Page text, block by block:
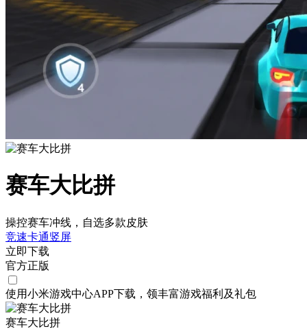
赛车大比拼
操控赛车冲线，自选多款皮肤
竞速卡通竖屏
立即下载
官方正版
使用小米游戏中心APP下载 ，领丰富游戏福利 及礼包
赛车大比拼